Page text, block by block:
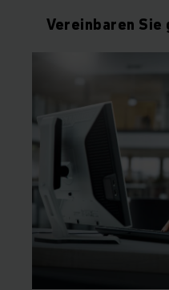
Vereinbaren Sie